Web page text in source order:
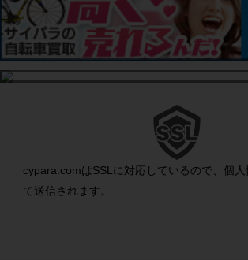
cypara.comはSSLに対応しているので、個
て送信されます。